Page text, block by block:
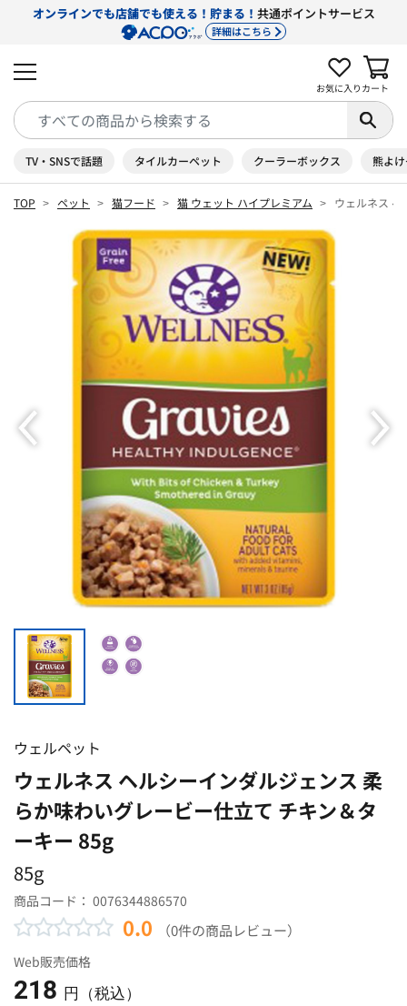
オンラインでも店舗でも使える！貯まる！ 共通ポイントサービス
詳細はこちら
お気に入り カート
TV・SNSで話題 タイルカーペット クーラーボックス 熊よ
TOP ペット 猫フード 猫 ウェット ハイプレミアム ウェルネス
ウェルペット
ウェルネス ヘルシーインダルジェンス 柔
らか味わいグレービー仕立て チキン＆タ
ーキー 85g
85g
商品コード： 0076344886570
0.0 （0件の商品レビュー）
Web販売価格
218 円（税込）